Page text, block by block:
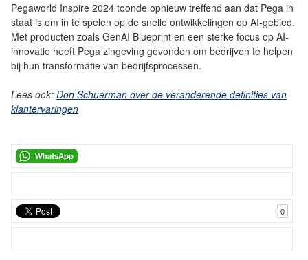
Pegaworld Inspire 2024 toonde opnieuw treffend aan dat Pega in
staat is om in te spelen op de snelle ontwikkelingen op AI-gebied.
Met producten zoals GenAI Blueprint en een sterke focus op AI-
innovatie heeft Pega zingeving gevonden om bedrijven te helpen
bij hun transformatie van bedrijfsprocessen.
Lees ook: Don Schuerman over de veranderende definities van
klantervaringen
0